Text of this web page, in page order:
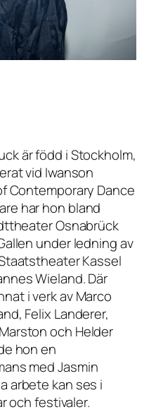
är född i Stockholm,
vid Iwanson
Contemporary Dance
har hon bland
Osnabrück
under ledning av
Kassel
Wieland. Där
i verk av Marco
Felix Landerer,
och Helder
hon en
med Jasmin
arbete kan ses i
och festivaler.